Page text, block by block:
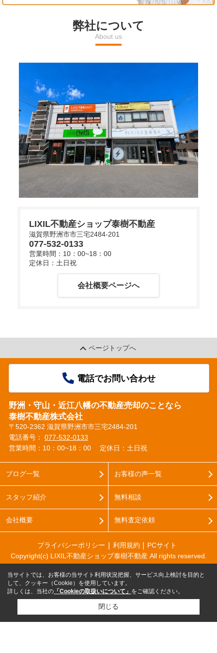
l
a
y
V
d
e
o
弊社について
About us
LIXIL不動産ショップ泰樹不動産
滋賀県野洲市市三宅2484-201
077-532-0133
営業時間：10：00~18：00
定休日：土日祝
会社概要ページへ
ページトップへ
電話でお問い合わせ
野洲・守山・近江八幡の不動産売却のことなら
泰樹不動産株式会社
〒520-2362 滋賀県野洲市市三宅2484-201
電話番号： 077-532-0133
営業時間：10：00~18：00
定休日：土日祝
ブログ一覧
スタッフ紹介
会社概要
お客様の声一覧
無料相談
無料査定依頼
プライバシーポリシー 利用規約
PCサイト
Copyright(c) LIXIL不動産ショップ泰樹不動産 All rights reserved.
当サイトでは、お客様の当サイト利用状況把握、サービス向上検討を目的と
して、クッキー（Cookie）を使用しています。
詳しくは、当社の 「Cookieの取扱いについて」 をご確認ください。
閉じる